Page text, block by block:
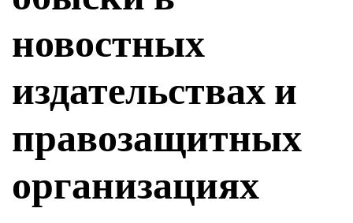
новостных
издательствах и
правозащитных
организациях